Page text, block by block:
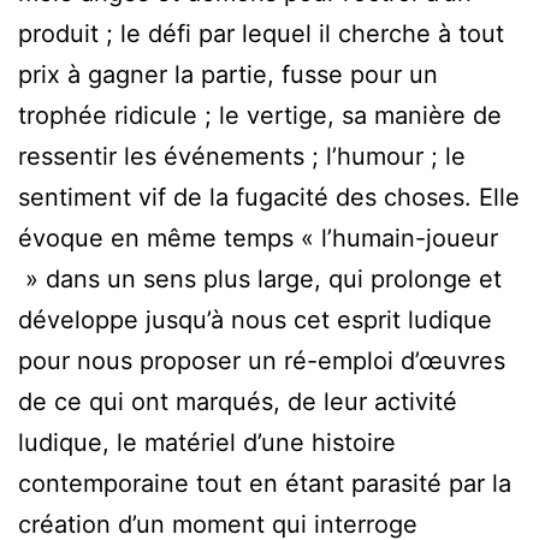
produit ; le défi par lequel il cherche à tout
prix à gagner la partie, fusse pour un
trophée ridicule ; le vertige, sa manière de
ressentir les événements ; l’humour ; le
sentiment vif de la fugacité des choses. Elle
évoque en même temps « l’humain-joueur
» dans un sens plus large, qui prolonge et
développe jusqu’à nous cet esprit ludique
pour nous proposer un ré-emploi d’œuvres
de ce qui ont marqués, de leur activité
ludique, le matériel d’une histoire
contemporaine tout en étant parasité par la
création d’un moment qui interroge